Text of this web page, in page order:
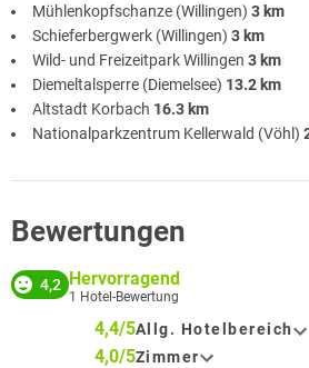
Mühlenkopfschanze (Willingen) 3 km
Schieferbergwerk (Willingen) 3 km
Wild- und Freizeitpark Willingen 3 km
Diemeltalsperre (Diemelsee) 13.2 km
Altstadt Korbach 16.3 km
Nationalparkzentrum Kellerwald (Vöhl)
Bewertungen
4,2 Hervorragend
1 Hotel-Bewertung
4,4/5Allg. Hotelbereich
4,0/5Zimmer